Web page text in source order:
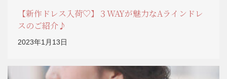
【新作ドレス入荷♡】３WAYが魅力なAラインドレ
スのご紹介♪
2023年1月13日